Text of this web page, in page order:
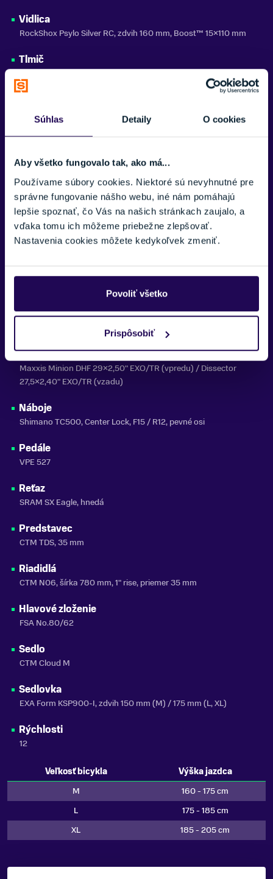
Súhlas Detaily O cookies
Aby všetko fungovalo tak, ako má...
Používame súbory cookies. Niektoré sú nevyhnutné pre
správne fungovanie nášho webu, iné nám pomáhajú
lepšie spoznať, čo Vás na našich stránkach zaujalo, a
vďaka tomu ich môžeme priebežne zlepšovať.
Nastavenia cookies môžete kedykoľvek zmeniť.
Povoliť všetko
Prispôsobiť
do 150 kg
2026
ZNAČKA
CTM
Zobraziť menej
Vidlica
RockShox Psylo Silver RC, zdvih 160 mm, Boost™ 15×110 mm
Tlmič
RockShox Deluxe Select+, Linear XL Air Can, rozmer 210×55 mm
SRAM NX Eagle, single click, 12-rýchlostné
Prehadzovač
Viackolečko
SRAM PG-1210, 11–50
Prevodník
FSA, 38T, 165 mm
TRP Slate EVO-HD-M807, štvorpiestikové, kotúče 203 mm
WTB ST Tough, šírka 30 mm, TCS 2.0, predné 29" / zadné 27,5",
Plášte
Maxxis Minion DHF 29×2,50" EXO/TR (vpredu) / Dissector
27,5×2,40" EXO/TR (vzadu)
Náboje
Shimano TC500, Center Lock, F15 / R12, pevné osi
Pedále
VPE 527
Reťaz
SRAM SX Eagle, hnedá
Predstavec
CTM TDS, 35 mm
Riadidlá
CTM N06, šírka 780 mm, 1" rise, priemer 35 mm
Hlavové zloženie
FSA No.80/62
Sedlo
CTM Cloud M
Sedlovka
EXA Form KSP900-I, zdvih 150 mm (M) / 175 mm (L, XL)
Rýchlosti
12
Veľkosť bicykla
Výška jazdca
M
160 - 175 cm
L
175 - 185 cm
XL
185 - 205 cm